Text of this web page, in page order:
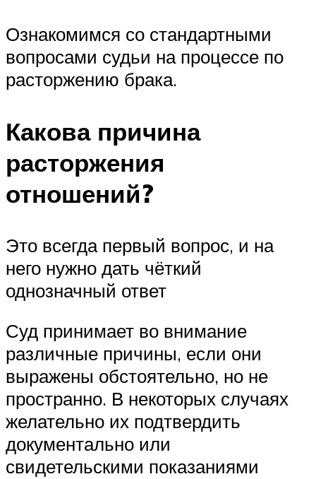
Ознакомимся со стандартными
вопросами судьи на процессе по
расторжению брака.
Какова причина
расторжения
отношений?
Это всегда первый вопрос, и на
него нужно дать чёткий
однозначный ответ
Суд принимает во внимание
различные причины, если они
выражены обстоятельно, но не
пространно. В некоторых случаях
желательно их подтвердить
документально или
свидетельскими показаниями